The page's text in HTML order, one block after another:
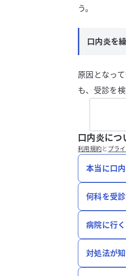
う。
口内炎を
原因となっ
も、受診を検
口内炎につ
利用規約と プラ
本当に口
何科を受
病院に行
対処法が